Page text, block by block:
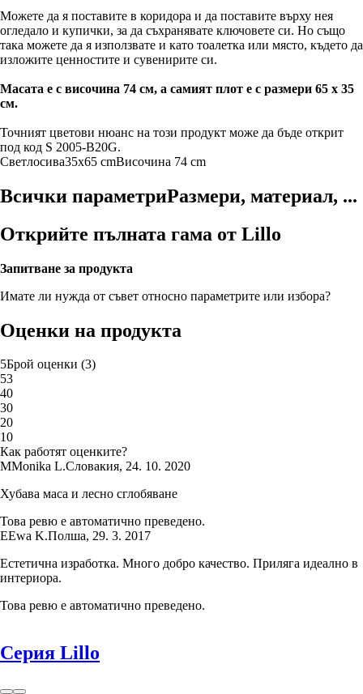
Можете да я поставите в коридора и да поставите върху нея
огледало и купички, за да съхранявате ключовете си. Но също
така можете да я използвате и като тоалетка или място, където да
изложите ценностите и сувенирите си.
Масата е с височина 74 см, а самият плот е с размери 65 x 35
см.
Точният цветови нюанс на този продукт може да бъде открит
под код S 2005-B20G.
Светлосива35x65 cmВисочина 74 cm
Всички параметриРазмери, материал, ...
Открийте пълната гама от Lillo
Запитване за продукта
Имате ли нужда от съвет относно параметрите или избора?
Оценки на продукта
5Брой оценки (3)
53
40
30
20
10
Как работят оценките?
MMonika L.Словакия, 24. 10. 2020
Хубава маса и лесно сглобяване
Това ревю е автоматично преведено.
EEwa K.Полша, 29. 3. 2017
Естетична изработка. Много добро качество. Приляга идеално в
интериора.
Това ревю е автоматично преведено.
Серия Lillo